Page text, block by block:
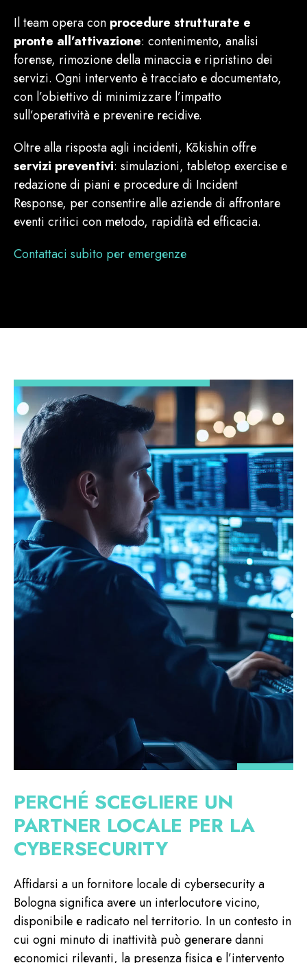
Il team opera con procedure strutturate e
pronte all’attivazione: contenimento, analisi
forense, rimozione della minaccia e ripristino dei
servizi. Ogni intervento è tracciato e documentato,
con l’obiettivo di minimizzare l’impatto
sull’operatività e prevenire recidive.
Oltre alla risposta agli incidenti, Kōkishin offre
servizi preventivi: simulazioni, tabletop exercise e
redazione di piani e procedure di Incident
Response, per consentire alle aziende di affrontare
eventi critici con metodo, rapidità ed efficacia.
Contattaci subito per emergenze
PERCHÉ SCEGLIERE UN
PARTNER LOCALE PER LA
CYBERSECURITY
Affidarsi a un fornitore locale di cybersecurity a
Bologna significa avere un interlocutore vicino,
disponibile e radicato nel territorio. In un contesto in
cui ogni minuto di inattività può generare danni
economici rilevanti, la presenza fisica e l’intervento